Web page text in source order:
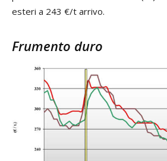
esteri a 243 €/t arrivo.
Frumento duro